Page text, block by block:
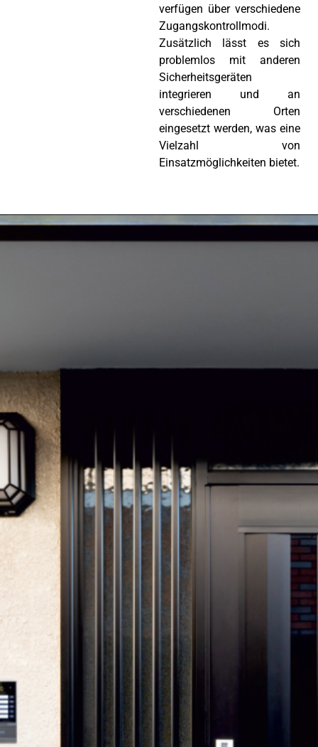
verfügen über verschiedene
Zugangskontrollmodi.
Zusätzlich lässt es sich
problemlos mit anderen
Sicherheitsgeräten
integrieren und an
verschiedenen Orten
eingesetzt werden, was eine
Vielzahl von
Einsatzmöglichkeiten bietet.